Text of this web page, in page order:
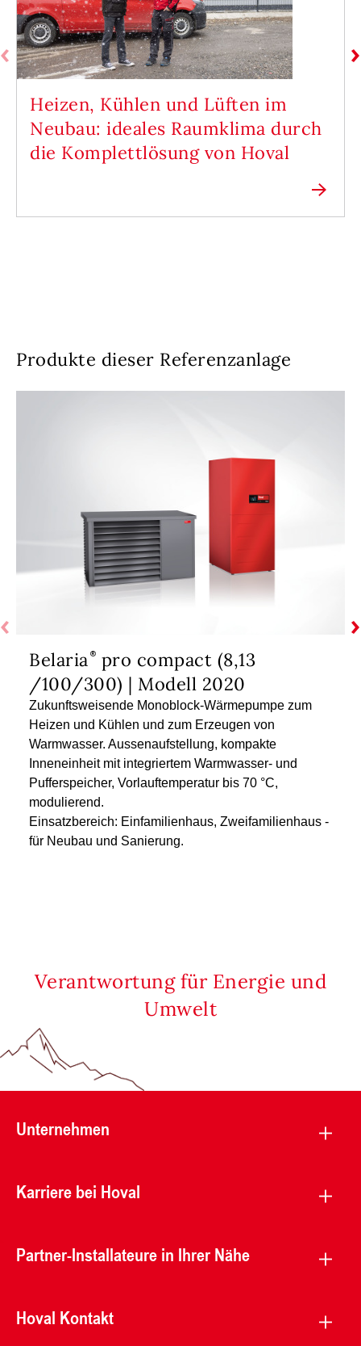
Heizen, Kühlen und Lüften im
Neubau: ideales Raumklima durch
die Komplettlösung von Hoval
Produkte dieser Referenzanlage
Belaria
pro compact (8,13
/100/300) | Modell 2020
Zukunftsweisende Monoblock-Wärmepumpe zum
Heizen und Kühlen und zum Erzeugen von
Warmwasser. Aussenaufstellung, kompakte
Inneneinheit mit integriertem Warmwasser- und
Pufferspeicher, Vorlauftemperatur bis 70 °C,
modulierend.
Einsatzbereich: Einfamilienhaus, Zweifamilienhaus -
für Neubau und Sanierung.
Verantwortung für Energie und
Umwelt
Unternehmen
Karriere bei Hoval
Partner-Installateure in Ihrer Nähe
Hoval Kontakt